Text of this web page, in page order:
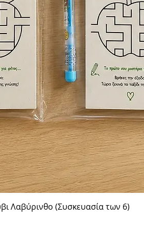
Γρήγορη προβολή
Λαβύρινθο (Συσκευασία των 6)